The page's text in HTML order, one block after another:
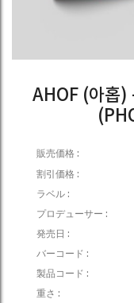
AHOF (아홉)
販売価格 :
割引価格 :
ラベル :
プロデューサー :
発売日 :
バーコード :
製品コード :
重さ :